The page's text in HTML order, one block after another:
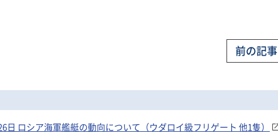
前の記事
日 ロシア海軍艦艇の動向について（ウダロイ級フリゲート 他1隻）